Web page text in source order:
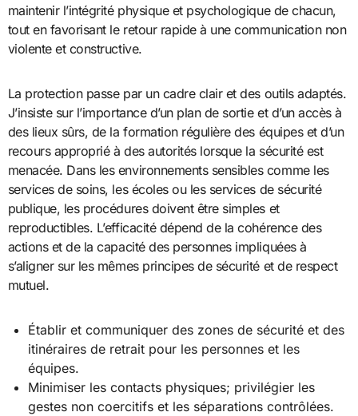
maintenir l’intégrité physique et psychologique de chacun,
tout en favorisant le retour rapide à une communication non
violente et constructive.
La protection passe par un cadre clair et des outils adaptés.
J’insiste sur l’importance d’un plan de sortie et d’un accès à
des lieux sûrs, de la formation régulière des équipes et d’un
recours approprié à des autorités lorsque la sécurité est
menacée. Dans les environnements sensibles comme les
services de soins, les écoles ou les services de sécurité
publique, les procédures doivent être simples et
reproductibles. L’efficacité dépend de la cohérence des
actions et de la capacité des personnes impliquées à
s’aligner sur les mêmes principes de sécurité et de respect
mutuel.
Établir et communiquer des zones de sécurité et des
itinéraires de retrait pour les personnes et les
équipes.
Minimiser les contacts physiques; privilégier les
gestes non coercitifs et les séparations contrôlées.